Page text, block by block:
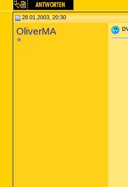
28.01.2003, 20:30
OliverMA